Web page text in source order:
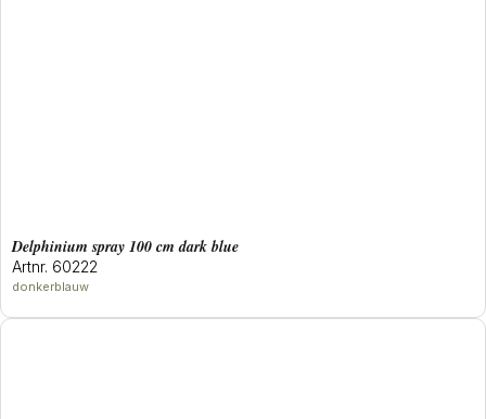
delphinium spray 100 cm dark blue
Artnr. 60222
donkerblauw